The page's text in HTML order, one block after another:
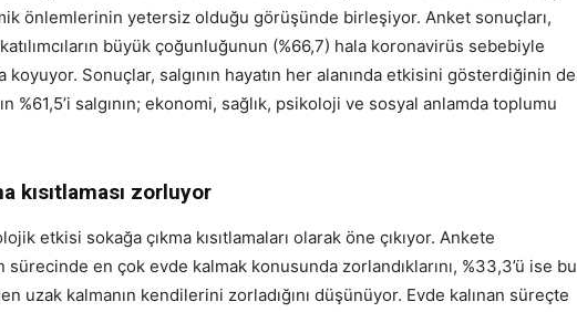
önlemlerinin yetersiz olduğu görüşünde birleşiyor. Anket sonuçları,
büyük çoğunluğunun (%66,7) hala koronavirüs sebebiyle
Sonuçlar, salgının hayatın her alanında etkisini gösterdiğinin de
%61,5’i salgının; ekonomi, sağlık, psikoloji ve sosyal anlamda toplumu
kısıtlaması zorluyor
etkisi sokağa çıkma kısıtlamaları olarak öne çıkıyor. Ankete
sürecinde en çok evde kalmak konusunda zorlandıklarını, %33,3’ü ise bu
uzak kalmanın kendilerini zorladığını düşünüyor. Evde kalınan süreçte